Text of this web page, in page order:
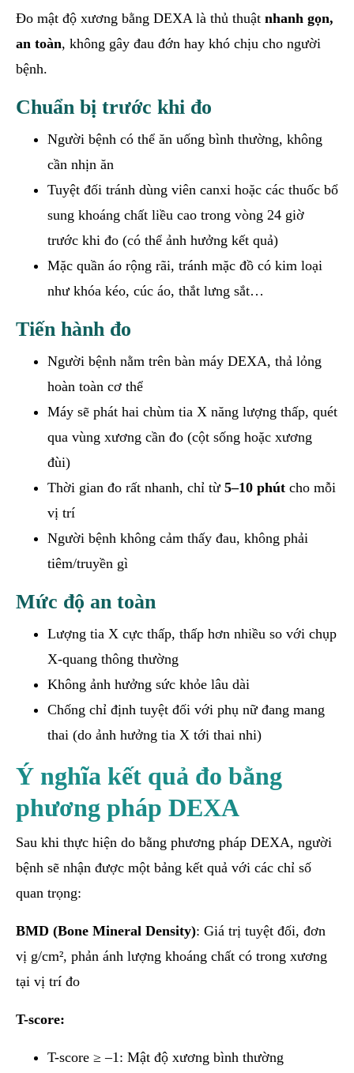
Đo mật độ xương bằng DEXA là thủ thuật nhanh gọn,
an toàn, không gây đau đớn hay khó chịu cho người
bệnh.
Chuẩn bị trước khi đo
Người bệnh có thể ăn uống bình thường, không
cần nhịn ăn
Tuyệt đối tránh dùng viên canxi hoặc các thuốc bổ
sung khoáng chất liều cao trong vòng 24 giờ
trước khi đo (có thể ảnh hưởng kết quả)
Mặc quần áo rộng rãi, tránh mặc đồ có kim loại
như khóa kéo, cúc áo, thắt lưng sắt…
Tiến hành đo
Người bệnh nằm trên bàn máy DEXA, thả lỏng
hoàn toàn cơ thể
Máy sẽ phát hai chùm tia X năng lượng thấp, quét
qua vùng xương cần đo (cột sống hoặc xương
đùi)
Thời gian đo rất nhanh, chỉ từ 5–10 phút cho mỗi
vị trí
Người bệnh không cảm thấy đau, không phải
tiêm/truyền gì
Mức độ an toàn
Lượng tia X cực thấp, thấp hơn nhiều so với chụp
X-quang thông thường
Không ảnh hưởng sức khỏe lâu dài
Chống chỉ định tuyệt đối với phụ nữ đang mang
thai (do ảnh hưởng tia X tới thai nhi)
Ý nghĩa kết quả đo bằng
phương pháp DEXA
Sau khi thực hiện do bằng phương pháp DEXA, người
bệnh sẽ nhận được một bảng kết quả với các chỉ số
quan trọng:
BMD (Bone Mineral Density): Giá trị tuyệt đối, đơn
vị g/cm², phản ánh lượng khoáng chất có trong xương
tại vị trí đo
T-score:
T-score ≥ –1: Mật độ xương bình thường